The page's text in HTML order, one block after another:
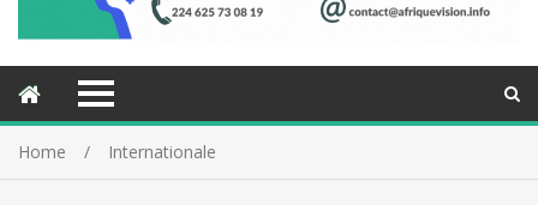
Home Internationale